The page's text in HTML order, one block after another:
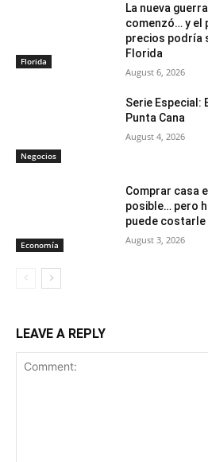
Florida
La nueva
comenzó… y el
precios podría
Florida
August 6, 2026
Negocios
Serie Especial:
Punta Cana
August 4, 2026
Economía
Comprar casa
posible… pero
puede
August 3, 2026
LEAVE A REPLY